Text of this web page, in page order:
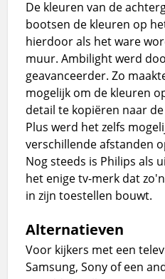
De kleuren van de
bootsen de kleuren op
hierdoor als het ware
muur. Ambilight werd
geavanceerder. Zo
mogelijk om de kleuren
detail te kopiëren naar
Plus werd het zelfs
verschillende afstanden
Nog steeds is Philips als
het enige tv-merk dat
in zijn toestellen bouwt.
Alternatieven
Voor kijkers met een
Samsung, Sony of een